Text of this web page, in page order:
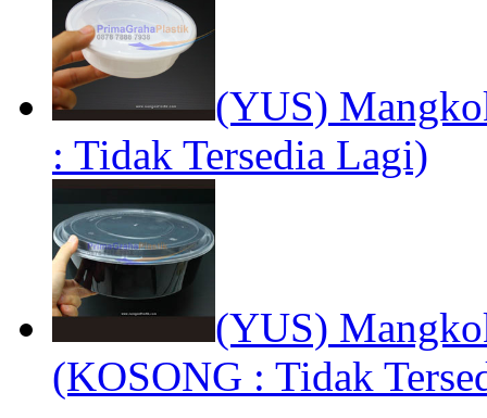
(YUS)
: Tidak Tersedia Lagi)
(YUS)
(KOSONG : Tidak